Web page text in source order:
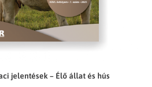
jelentések – Élő állat és hús